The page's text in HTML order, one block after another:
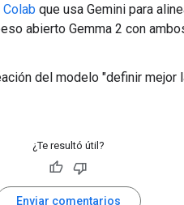
que usa Gemini para
abierto Gemma 2 con
del modelo "definir mejor
¿Te resultó útil?
Enviar comentarios